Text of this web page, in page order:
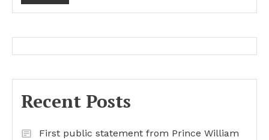
Recent Posts
First public statement from Prince William